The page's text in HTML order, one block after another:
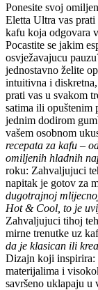
Ponesite svoj
Eletta Ultra vas
kafu koja odgovara
Pocastite se jakim
osvježavajucu
jednostavno želite
intuitivna i
prati vas u svakom
satima ili opuštenim
jednim dodirom
vašem osobnom
recepata za kafu –
omiljenih hladnih
roku: Zahvaljujuci
napitak je gotov za
dugotrajnoj
Hot & Cool, to je
Zahvaljujuci tihoj
mirne trenutke uz
da je klasican ili
Dizajn koji inspirira:
materijalima i
savršeno uklapaju u